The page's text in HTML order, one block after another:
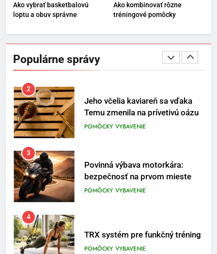
Ako vybrať basketbalovú
loptu a obuv správne
Ako kombinovať rôzne
tréningové pomôcky
Populárne správy
sociálne siete vášňou pre futbal
a brankársky post – aj vďaka
produktom z Temu
POMÔCKY
2
Jeho včelia kaviareň sa vďaka
Temu zmenila na prívetivú oázu
POMÔCKY VYBAVENIE
3
Povinná výbava motorkára:
bezpečnosť na prvom mieste
POMÔCKY VYBAVENIE
4
TRX systém pre funkčný tréning
POMÔCKY VYBAVENIE